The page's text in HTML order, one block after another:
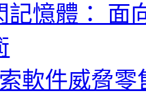
記憶體： 面
軟件威脅